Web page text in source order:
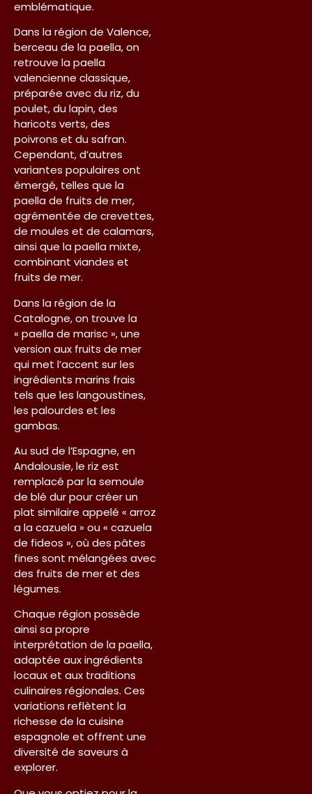
emblématique.
Dans la région de Valence,
berceau de la paella, on
retrouve la paella
valencienne classique,
préparée avec du riz, du
poulet, du lapin, des
haricots verts, des
poivrons et du safran.
Cependant, d’autres
variantes populaires ont
émergé, telles que la
paella de fruits de mer,
agrémentée de crevettes,
de moules et de calamars,
ainsi que la paella mixte,
combinant viandes et
fruits de mer.
Dans la région de la
Catalogne, on trouve la
« paella de marisc », une
version aux fruits de mer
qui met l’accent sur les
ingrédients marins frais
tels que les langoustines,
les palourdes et les
gambas.
Au sud de l’Espagne, en
Andalousie, le riz est
remplacé par la semoule
de blé dur pour créer un
plat similaire appelé « arroz
a la cazuela » ou « cazuela
de fideos », où des pâtes
fines sont mélangées avec
des fruits de mer et des
légumes.
Chaque région possède
ainsi sa propre
interprétation de la paella,
adaptée aux ingrédients
locaux et aux traditions
culinaires régionales. Ces
variations reflètent la
richesse de la cuisine
espagnole et offrent une
diversité de saveurs à
explorer.